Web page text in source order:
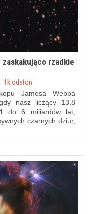
rzadkie
1k odsłon
Jamesa Webba
nasz liczący 13,8
do 6 miliardów lat,
czarnych dziur,